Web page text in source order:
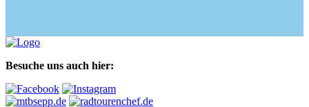
Besuche uns auch hier: